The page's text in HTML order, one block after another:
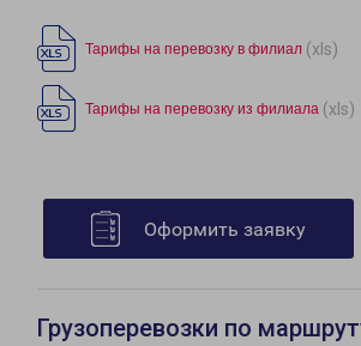
Тарифы на перевозку в филиал (xls)
Тарифы на перевозку из филиала (xls)
Оформить заявку
Грузоперевозки по